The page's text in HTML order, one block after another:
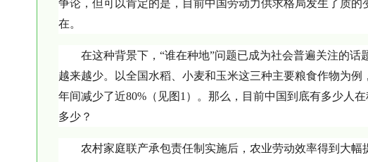
争论，但可以肯定的是，目前中国劳动力供求格局发生了质
在。
在这种背景下，“谁在种地”问题已成为社会普遍关注的
越来越少。以全国水稻、小麦和玉米这三种主要粮食作物为例
年间减少了近80%（见图1）。那么，目前中国到底有多少人
多少？
农村家庭联产承包责任制实施后，农业劳动效率得到大